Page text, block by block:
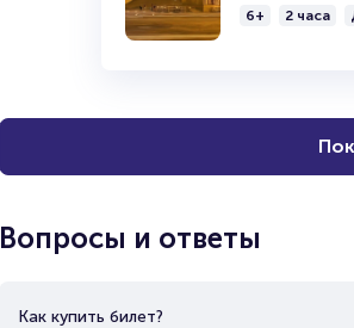
6+ 2 часа
Вопросы и ответы
Как купить билет?